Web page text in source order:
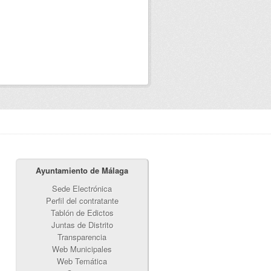
Ayuntamiento de Málaga
Sede Electrónica
Perfil del contratante
Tablón de Edictos
Juntas de Distrito
Transparencia
Web Municipales
Web Temática